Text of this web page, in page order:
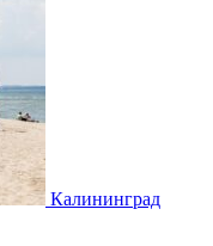
Калининград